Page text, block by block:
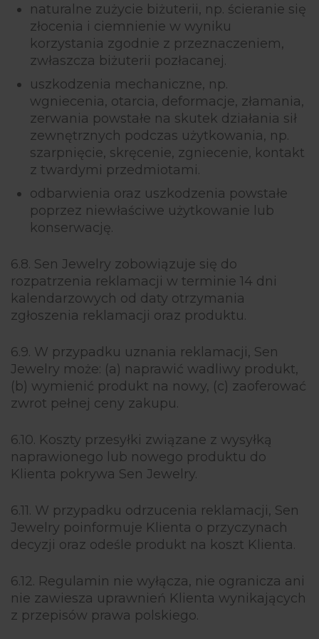
naturalne zużycie biżuterii, np. ścieranie się
złocenia i ciemnienie w wyniku
korzystania zgodnie z przeznaczeniem,
zwłaszcza biżuterii pozłacanej.
uszkodzenia mechaniczne, np.
wgniecenia, otarcia, deformacje, złamania,
zerwania powstałe na skutek działania sił
zewnętrznych podczas użytkowania, np.
szarpnięcie, skręcenie, zgniecenie, kontakt
z twardymi przedmiotami.
odbarwienia oraz uszkodzenia powstałe
poprzez niewłaściwe użytkowanie lub
konserwację.
6.8. Sen Jewelry zobowiązuje się do
rozpatrzenia reklamacji w terminie 14 dni
kalendarzowych od daty otrzymania
zgłoszenia reklamacji oraz produktu.
6.9. W przypadku uznania reklamacji, Sen
Jewelry może: (a) naprawić wadliwy produkt,
(b) wymienić produkt na nowy, (c) zaoferować
zwrot pełnej ceny zakupu.
6.10. Koszty przesyłki związane z wysyłką
naprawionego lub nowego produktu do
Klienta pokrywa Sen Jewelry.
6.11. W przypadku odrzucenia reklamacji, Sen
Jewelry poinformuje Klienta o przyczynach
decyzji oraz odeśle produkt na koszt Klienta.
6.12. Regulamin nie wyłącza, nie ogranicza ani
nie zawiesza uprawnień Klienta wynikających
z przepisów prawa polskiego.